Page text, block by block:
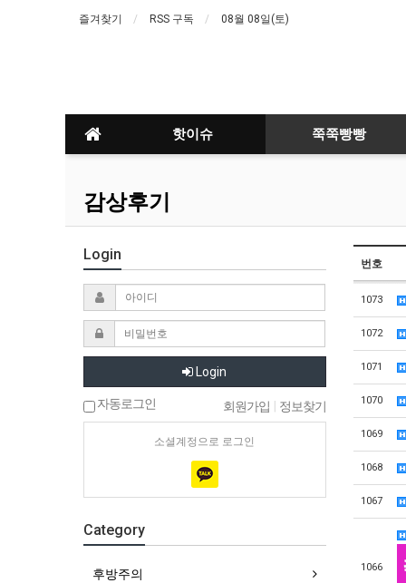
즐겨찾기 RSS 구독 08월 08일(토)
핫이슈 쭉쭉빵빵
감상후기
번호
1073
1072
1071
1070
1069
1068
1067
1066
Login
Login
자동로그인 회원가입 정보찾기
소셜계정으로 로그인
Category
후방주의